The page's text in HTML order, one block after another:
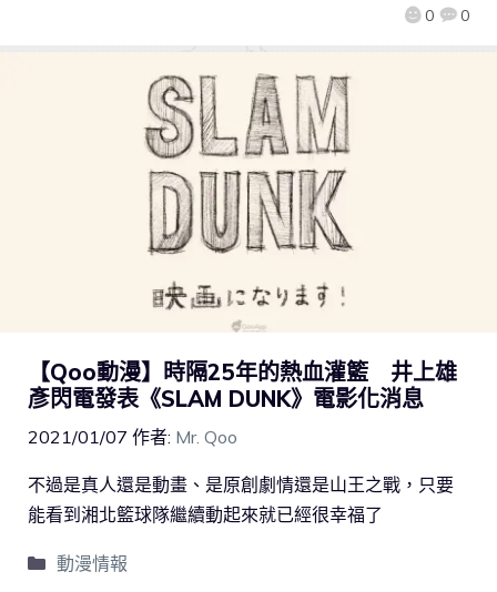
0 0
【Qoo動漫】時隔25年的熱血灌籃 井上雄
彥閃電發表《SLAM DUNK》電影化消息
2021/01/07 作者: Mr. Qoo
不過是真人還是動畫、是原創劇情還是山王之戰，只要
能看到湘北籃球隊繼續動起來就已經很幸福了
動漫情報